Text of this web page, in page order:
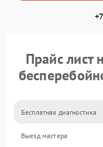
Прайс лист
Бесплатная диагностика
Выезд мастера